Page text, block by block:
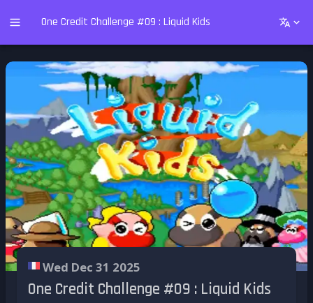
One Credit Challenge #09 : Liquid Kids
Wed Dec 31 2025
One Credit Challenge #09 : Liquid Kids